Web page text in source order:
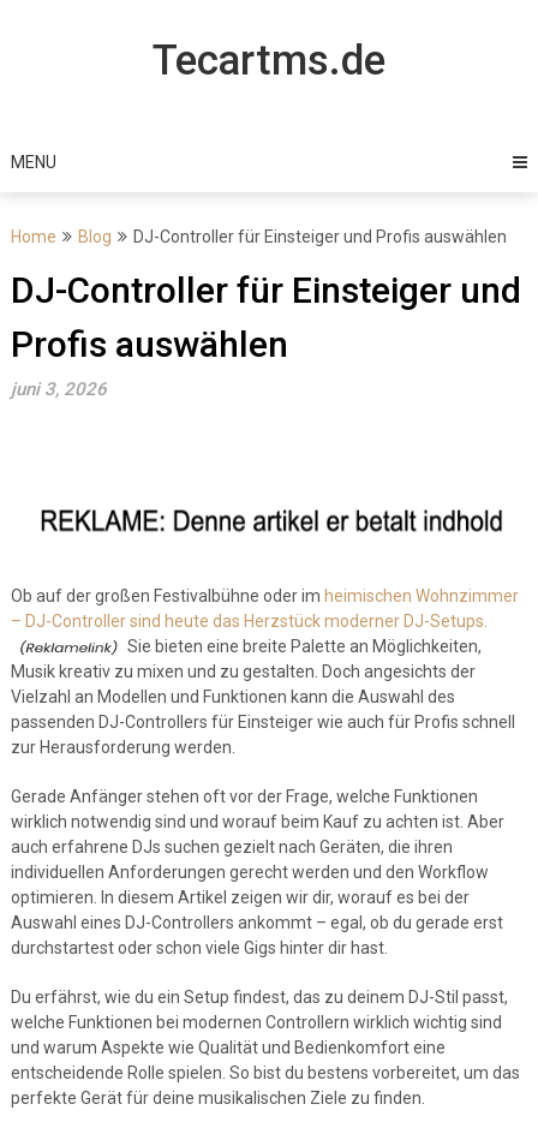
Tecartms.de
MENU
Home Blog DJ-Controller für Einsteiger und Profis auswählen
DJ-Controller für Einsteiger und
Profis auswählen
juni 3, 2026
Ob auf der großen Festivalbühne oder im heimischen Wohnzimmer
– DJ-Controller sind heute das Herzstück moderner DJ-Setups.
Sie bieten eine breite Palette an Möglichkeiten,
Musik kreativ zu mixen und zu gestalten. Doch angesichts der
Vielzahl an Modellen und Funktionen kann die Auswahl des
passenden DJ-Controllers für Einsteiger wie auch für Profis schnell
zur Herausforderung werden.
Gerade Anfänger stehen oft vor der Frage, welche Funktionen
wirklich notwendig sind und worauf beim Kauf zu achten ist. Aber
auch erfahrene DJs suchen gezielt nach Geräten, die ihren
individuellen Anforderungen gerecht werden und den Workflow
optimieren. In diesem Artikel zeigen wir dir, worauf es bei der
Auswahl eines DJ-Controllers ankommt – egal, ob du gerade erst
durchstartest oder schon viele Gigs hinter dir hast.
Du erfährst, wie du ein Setup findest, das zu deinem DJ-Stil passt,
welche Funktionen bei modernen Controllern wirklich wichtig sind
und warum Aspekte wie Qualität und Bedienkomfort eine
entscheidende Rolle spielen. So bist du bestens vorbereitet, um das
perfekte Gerät für deine musikalischen Ziele zu finden.